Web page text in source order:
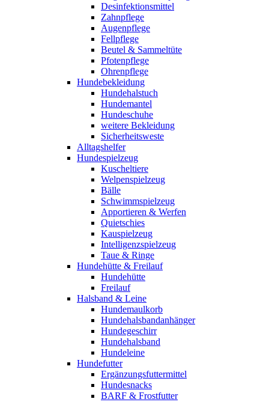
Desinfektionsmittel
Zahnpflege
Augenpflege
Fellpflege
Beutel & Sammeltüte
Pfotenpflege
Ohrenpflege
Hundebekleidung
Hundehalstuch
Hundemantel
Hundeschuhe
weitere Bekleidung
Sicherheitsweste
Alltagshelfer
Hundespielzeug
Kuscheltiere
Welpenspielzeug
Bälle
Schwimmspielzeug
Apportieren & Werfen
Quietschies
Kauspielzeug
Intelligenzspielzeug
Taue & Ringe
Hundehütte & Freilauf
Hundehütte
Freilauf
Halsband & Leine
Hundemaulkorb
Hundehalsbandanhänger
Hundegeschirr
Hundehalsband
Hundeleine
Hundefutter
Ergänzungsfuttermittel
Hundesnacks
BARF & Frostfutter